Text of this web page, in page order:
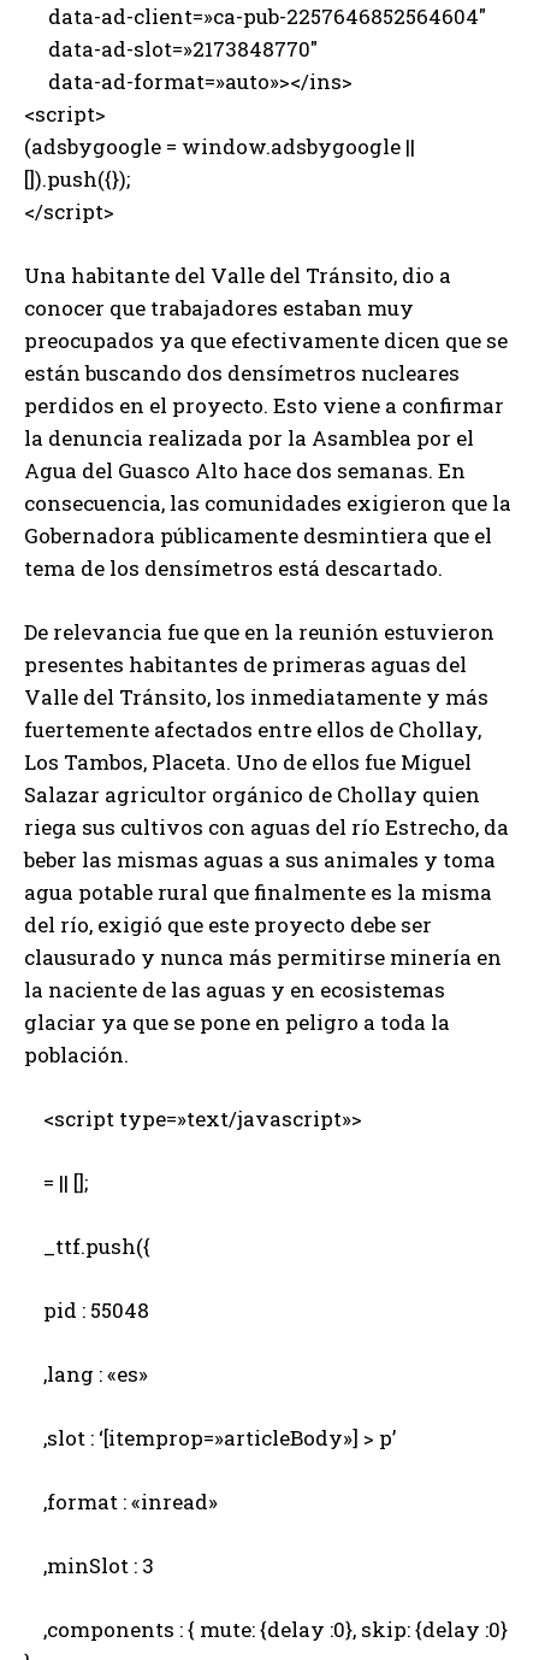
data-ad-client=»ca-pub-2257646852564604″
data-ad-slot=»2173848770″
data-ad-format=»auto»></ins>
<script>
(adsbygoogle = window.adsbygoogle ||
[]).push({});
</script>
Una habitante del Valle del Tránsito, dio a
conocer que trabajadores estaban muy
preocupados ya que efectivamente dicen que se
están buscando dos densímetros nucleares
perdidos en el proyecto. Esto viene a confirmar
la denuncia realizada por la Asamblea por el
Agua del Guasco Alto hace dos semanas. En
consecuencia, las comunidades exigieron que la
Gobernadora públicamente desmintiera que el
tema de los densímetros está descartado.
De relevancia fue que en la reunión estuvieron
presentes habitantes de primeras aguas del
Valle del Tránsito, los inmediatamente y más
fuertemente afectados entre ellos de Chollay,
Los Tambos, Placeta. Uno de ellos fue Miguel
Salazar agricultor orgánico de Chollay quien
riega sus cultivos con aguas del río Estrecho, da
beber las mismas aguas a sus animales y toma
agua potable rural que finalmente es la misma
del río, exigió que este proyecto debe ser
clausurado y nunca más permitirse minería en
la naciente de las aguas y en ecosistemas
glaciar ya que se pone en peligro a toda la
población.
<script type=»text/javascript»>
= || [];
_ttf.push({
pid : 55048
,lang : «es»
,slot : ‘[itemprop=»articleBody»] > p’
,format : «inread»
,minSlot : 3
,components : { mute: {delay :0}, skip: {delay :0}